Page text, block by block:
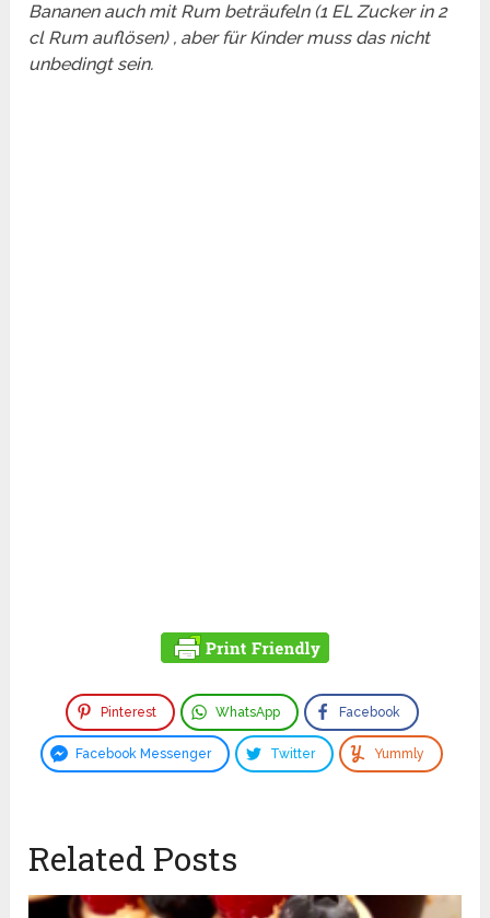
Bananen auch mit Rum beträufeln (1 EL Zucker in 2
cl Rum auflösen) , aber für Kinder muss das nicht
unbedingt sein.
Pinterest WhatsApp Facebook
Facebook Messenger Twitter Yummly
Related Posts